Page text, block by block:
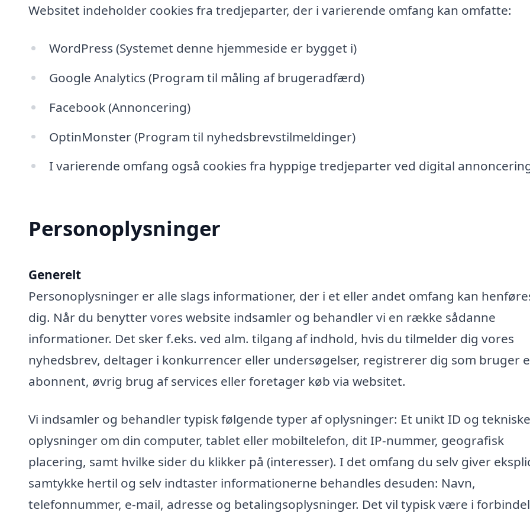
Websitet indeholder cookies fra tredjeparter, der i varierende omfang kan omfatte:
WordPress (Systemet denne hjemmeside er bygget i)
Google Analytics (Program til måling af brugeradfærd)
Facebook (Annoncering)
OptinMonster (Program til nyhedsbrevstilmeldinger)
I varierende omfang også cookies fra hyppige tredjeparter ved digital
Personoplysninger
Generelt
Personoplysninger er alle slags informationer, der i et eller andet omfang kan
dig. Når du benytter vores website indsamler og behandler vi en række sådanne
informationer. Det sker f.eks. ved alm. tilgang af indhold, hvis du tilmelder dig vores
nyhedsbrev, deltager i konkurrencer eller undersøgelser, registrerer dig som bruger
abonnent, øvrig brug af services eller foretager køb via websitet.
Vi indsamler og behandler typisk følgende typer af oplysninger: Et unikt ID og tekniske
oplysninger om din computer, tablet eller mobiltelefon, dit IP-nummer, geografisk
placering, samt hvilke sider du klikker på (interesser). I det omfang du selv giver
samtykke hertil og selv indtaster informationerne behandles desuden: Navn,
telefonnummer, e-mail, adresse og betalingsoplysninger. Det vil typisk være i